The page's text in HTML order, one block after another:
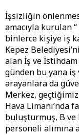
İşsizliğin
amacıyla kurulan
binlerce kişiye iş
Kepez
alan İş ve
günden bu yana
arayanlara da
Merkez,
Hava Limanı’nda
buluşturmuş, B
personeli alımına